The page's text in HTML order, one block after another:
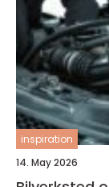
inspiration
14. May 2026